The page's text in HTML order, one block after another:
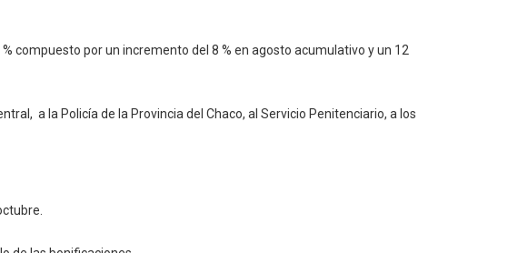
compuesto por un incremento del 8 % en agosto acumulativo y un 12
a la Policía de la Provincia del Chaco, al Servicio Penitenciario, a los